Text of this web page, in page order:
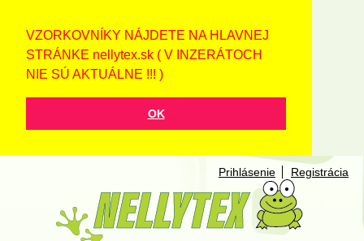
VZORKOVNÍKY NÁJDETE NA HLAVNEJ
STRÁNKE nellytex.sk ( V INZERÁTOCH
NIE SÚ AKTUÁLNE !!! )
OK
Prihlásenie Registrácia